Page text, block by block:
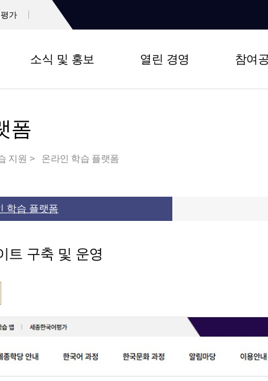
가
소식 및 홍보 열린 경영 참여
폼
지원 온라인 학습 플랫폼
학습 플랫폼
트 구축 및 운영